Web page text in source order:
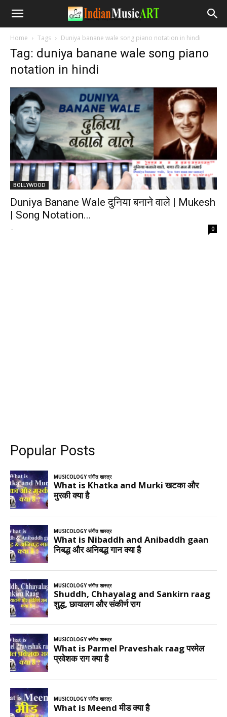
Home Tags Duniya banane wale song piano notation in hindi
Tag: duniya banane wale song piano
notation in hindi
BOLLYWOOD
Duniya Banane Wale दुनिया बनाने वाले | Mukesh
| Song Notation...
- 0
Popular Posts